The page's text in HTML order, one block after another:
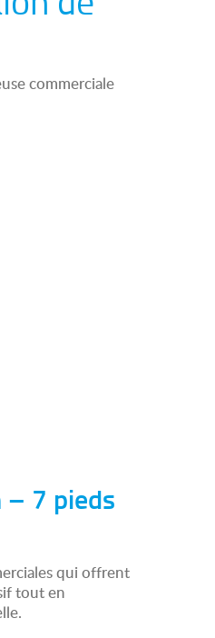
commerciale
– 7 pieds
qui offrent
tout en